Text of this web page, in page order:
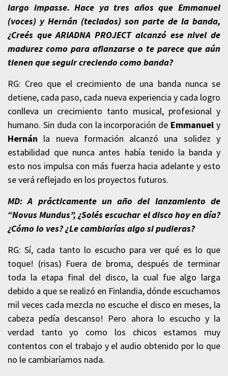
largo impasse. Hace ya tres años que Emmanuel
(voces) y Hernán (teclados) son parte de la banda,
¿Creés que ARIADNA PROJECT alcanzó ese nivel de
madurez como para afianzarse o te parece que aún
tienen que seguir creciendo como banda?
RG: Creo que el crecimiento de una banda nunca se
detiene, cada paso, cada nueva experiencia y cada logro
conlleva un crecimiento tanto musical, profesional y
humano. Sin duda con la incorporación de Emmanuel y
Hernán la nueva formación alcanzó una solidez y
estabilidad que nunca antes había tenido la banda y
esto nos impulsa con más fuerza hacia adelante y esto
se verá reflejado en los proyectos futuros.
MD: A prácticamente un año del lanzamiento de
“Novus Mundus”, ¿Solés escuchar el disco hoy en día?
¿Cómo lo ves? ¿Le cambiarías algo si pudieras?
RG: Sí, cada tanto lo escucho para ver qué es lo que
toque! (risas) Fuera de broma, después de terminar
toda la etapa final del disco, la cual fue algo larga
debido a que se realizó en Finlandia, dónde escuchamos
mil veces cada mezcla no escuche el disco en meses, la
cabeza pedía descanso! Pero ahora lo escucho y la
verdad tanto yo como los chicos estamos muy
contentos con el trabajo y el audio obtenido por lo que
no le cambiaríamos nada.